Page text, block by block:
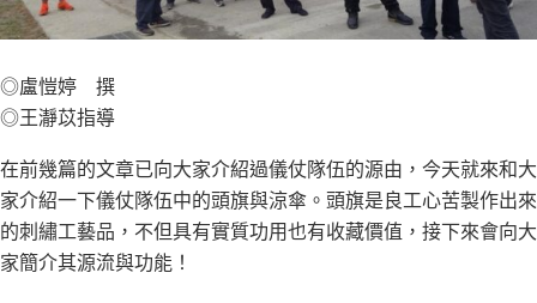
◎盧愷婷 撰
◎王瀞苡指導
在前幾篇的文章已向大家介紹過儀仗隊伍的源由，今天就來和大
家介紹一下儀仗隊伍中的頭旗與涼傘。頭旗是良工心苦製作出來
的刺繡工藝品，不但具有實質功用也有收藏價值，接下來會向大
家簡介其源流與功能！